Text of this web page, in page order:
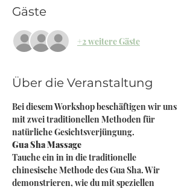
Gäste
+2 weitere Gäste
Über die Veranstaltung
Bei diesem Workshop beschäftigen wir uns
mit zwei traditionellen Methoden für
natürliche Gesichtsverjüngung.
Gua Sha Massage
Tauche ein in in die traditionelle
chinesische Methode des Gua Sha. Wir
demonstrieren, wie du mit speziellen